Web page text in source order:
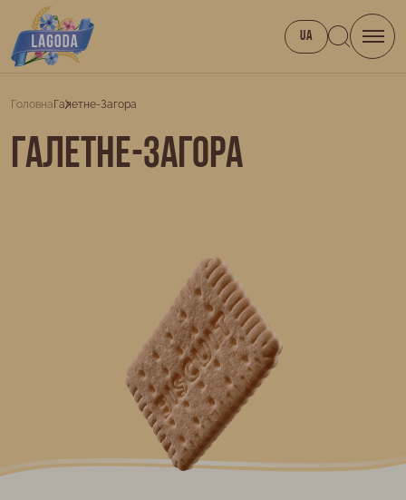
UA
Головна Галетне-Загора
Галетне-Загора